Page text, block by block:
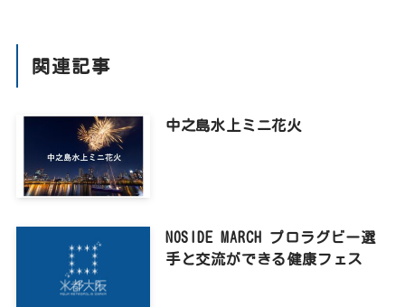
関連記事
中之島水上ミニ花火
NOSIDE MARCH プロラグビー選
手と交流ができる健康フェス